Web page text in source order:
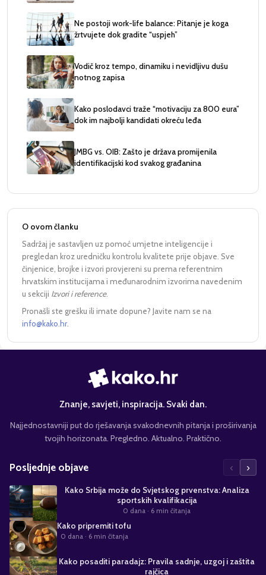
Ne postoji work-life balance: Pitanje je koga
žrtvujete dok gradite “uspjeh”
Vodič kroz tempo, dinamiku i nevidljivu dušu
notnog zapisa
Kako poslodavci traže “motivaciju za 800 eura”
dok im najbolji kandidati okreću leđa
JMBG vs. OIB: Zašto je država promijenila
identifikacijski kod svakog građanina
O ovom članku
Sadržaj je sastavljen uz pomoć umjetne inteligencije i
pregledan kroz uredničku kontrolu kvalitete prije objave. Sve
činjenice, brojke i izvori provjereni su prema referentnim
hrvatskim institucijama i međunarodnim izvorima navedenim
u sekciji Izvori i reference.
Pronašli ste grešku ili imate dopune? Javite nam se na
info@kako.hr.
Znanje, savjeti, inspiracija. Svaki dan.
Najjednostavniji put do rješavanja svakodnevnih pitanja i proširivanja
tvojih horizonata. Pregledno. Aktualno. Praktično.
Posljednje objave ‹ ›
Kako Srbija može do Svjetskog prvenstva: Analiza
sportskih kvalifikacija
0 dana · 6 min čitanja
Kako pripremiti tofu
0 dana· 6 min čitanja
Kako posaditi paradajz: Pravila sadnje, uzgoj i zaštita
rajčica